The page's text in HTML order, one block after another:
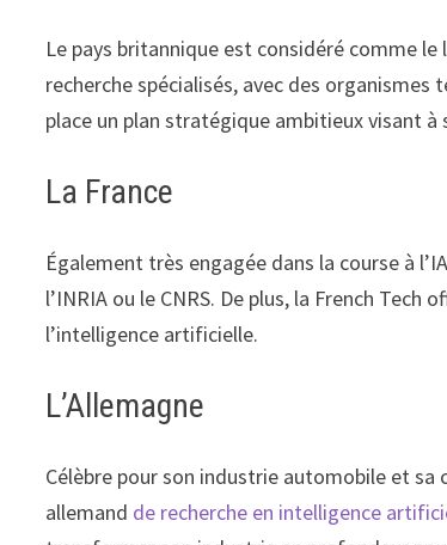
Le pays britannique est considéré comme
recherche spécialisés, avec des
place un plan stratégique ambitieux visant
La France
Également très engagée dans la course à
l’INRIA ou le CNRS. De plus, la French
l’intelligence artificielle.
L’Allemagne
Célèbre pour son industrie automobile et sa
allemand de recherche en intelligence